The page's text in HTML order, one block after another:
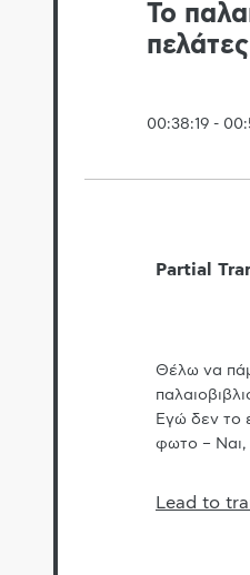
Το
00:38:19 -
Partial
Θέλω να
Εγώ δεν το
φωτο – Ναι,
Lead to